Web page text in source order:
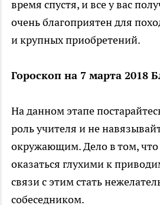
время спустя, и все у вас
очень благоприятен для
и крупных приобретений.
Гороскоп на 7 марта 2018
На данном этапе
роль учителя и не
окружающим. Дело в том,
оказаться глухими к
связи с этим стать
собеседником.